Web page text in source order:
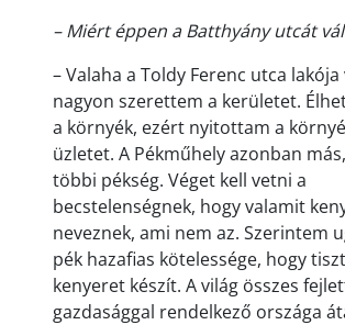
– Miért éppen a Batthyány utcát
– Valaha a Toldy Ferenc utca
nagyon szerettem a kerületet.
a környék, ezért nyitottam a
üzletet. A Pékműhely azonban
többi pékség. Véget kell vetni a
becstelenségnek, hogy valamit
neveznek, ami nem az. Szerintem
pék hazafias kötelessége, hogy
kenyeret készít. A világ összes
gazdasággal rendelkező országa